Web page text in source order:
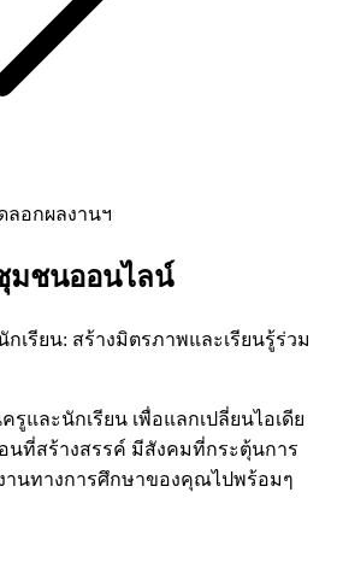
ลอกผลงานฯ
มชนออนไลน์
เรียน: สร้างมิตรภาพและเรียนรู้ร่วม
รูและนักเรียน เพื่อแลกเปลี่ยนไอเดีย
นที่สร้างสรรค์ มีสังคมที่กระตุ้นการ
านทางการศึกษาของคุณไปพร้อมๆ